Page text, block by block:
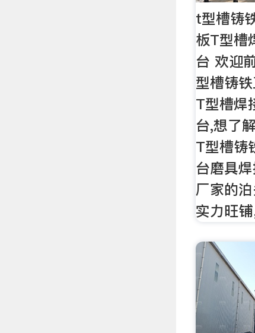
t型槽铸
板T型槽
台 欢迎
型槽铸
T型槽焊
台,想了
T型槽铸
台磨具
厂家的
实力旺